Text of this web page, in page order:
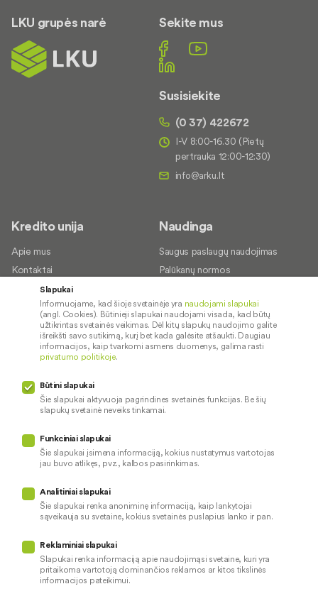
LKU grupės narė Sekite mus
Susisiekite
(0 37) 422672
I-V 8:00-16.30 (Pietų
pertrauka 12:00-12:30)
Kredito unija
Apie mus
Kontaktai
Karjera
Socialinė atsakomybė
Naudinga
Saugus paslaugų naudojimas
Palūkanų normos
įkainiai
Dokumentų santraukos
Diplomai
Pranešėjų apsauga
Privatumo politika
Naudojami slapukai
Pinigų plovimo prevencija
Skundų nagrinėjimas
Prieinamumo pareiškimas
Slapukai
Informuojame, kad šioje svetainėje yra naudojami slapukai
(angl. Cookies). Būtinieji slapukai naudojami visada, kad būtų
užtikrintas svetainės veikimas. Dėl kitų slapukų naudojimo galite
išreikšti savo sutikimą, kurį bet kada galėsite atšaukti. Daugiau
informacijos, kaip tvarkomi asmens duomenys, galima rasti
privatumo politikoje.
Būtini slapukai
Šie slapukai aktyvuoja pagrindines svetainės funkcijas. Be šių
slapukų svetainė neveiks tinkamai.
Funkciniai slapukai
Šie slapukai įsimena informaciją, kokius nustatymus vartotojas
jau buvo atlikęs, pvz., kalbos pasirinkimas.
Analitiniai slapukai
Šie slapukai renka anoniminę informaciją, kaip lankytojai
sąveikauja su svetaine, kokius svetainės puslapius lanko ir pan.
Reklaminiai slapukai
Slapukai renka informaciją apie naudojimąsi svetaine, kuri yra
pritaikoma vartotoją dominančios reklamos ar kitos tikslinės
informacijos pateikimui.